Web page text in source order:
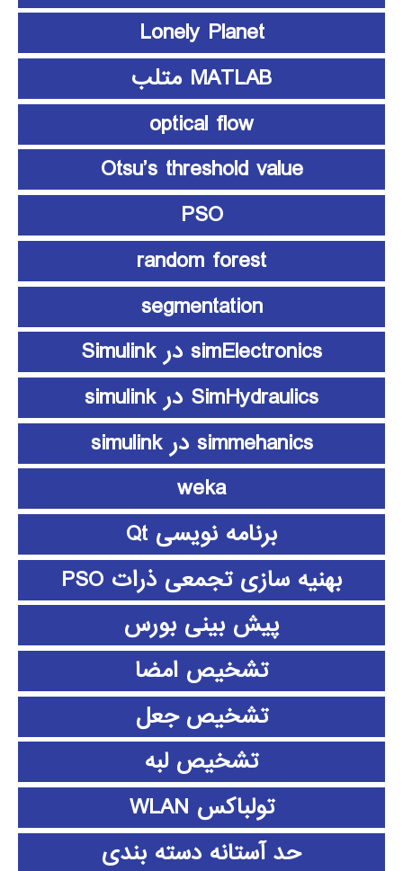
Lonely Planet
MATLAB متلب
optical flow
Otsu’s threshold value
PSO
random forest
segmentation
simElectronics در Simulink
SimHydraulics در simulink
simmehanics در simulink
weka
برنامه نویسی Qt
بهنیه سازی تجمعی ذرات PSO
پیش بینی بورس
تشخیص امضا
تشخیص جعل
تشخیص لبه
تولباکس WLAN
حد آستانه دسته بندی